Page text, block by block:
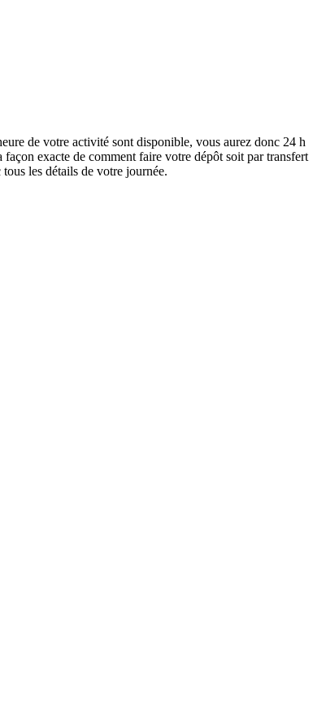
de votre activité sont disponible, vous aurez donc 24 h
exacte de comment faire votre dépôt soit par transfert
les détails de votre journée.